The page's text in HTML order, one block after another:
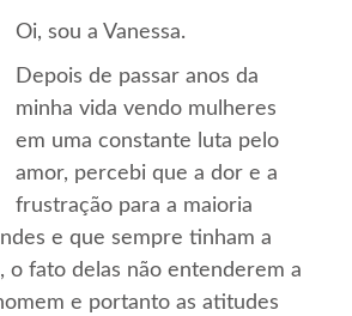
Oi, sou a Vanessa.
Depois de passar anos da
minha vida vendo mulheres
em uma constante luta pelo
amor, percebi que a dor e a
frustração para a maioria
e que sempre tinham a
o fato delas não entenderem a
e portanto as atitudes